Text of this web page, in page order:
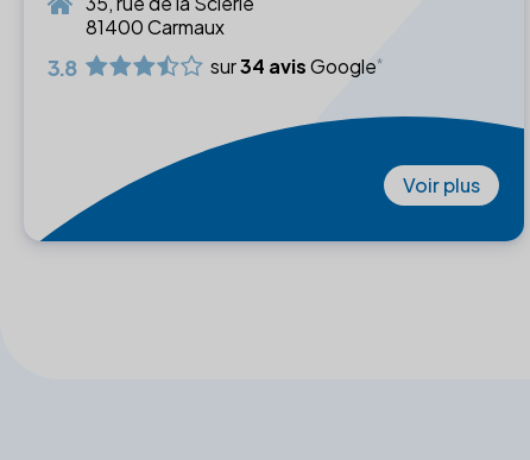
81400 Carmaux
3.8 sur34 avisGoogle
Voir plus